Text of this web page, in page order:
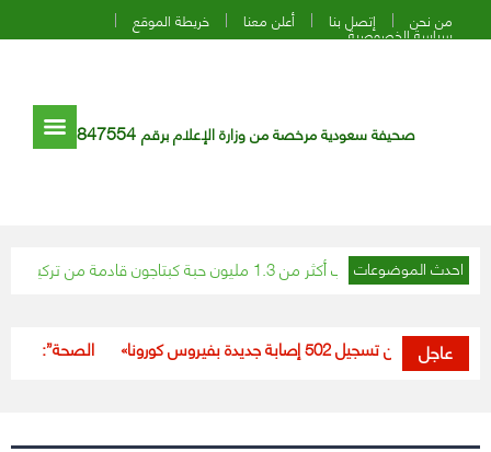
من نحن إتصل بنا أعلن معنا خريطة الموقع
سياسة الخصوصية
صحيفة سعودية مرخصة من وزارة الإعلام برقم 847554
احدث الموضوعات “شؤون أكثر من 1.3 مليون حبة كبتاجون قادمة من تركيا
عاجل “الصحة”: تسجيل 531 حالة إصابة بكورونا خلال الـ24 ساعة الماضية تعلن تسجيل 502 إصابة جديدة بفيروس كورونا